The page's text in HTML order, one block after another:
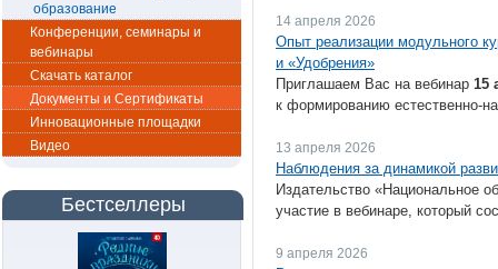
образование
Конференции, семинары и
вебинары
Скачать каталог
Документы и Сертификаты
Инновационные площадки
Видео
Бестселлеры
14 апреля 2026
Опыт реализации модульного
и «Удобрения»
Приглашаем Вас на вебинар 15
к формированию естественно-
13 апреля 2026
Наблюдения за динамикой
Издательство «Национальное
участие в вебинаре, который
9 апреля 2026